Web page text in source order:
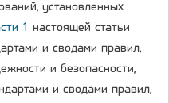
установленных
1 настоящей статьи
и сводами правил,
и безопасности,
и сводами правил,